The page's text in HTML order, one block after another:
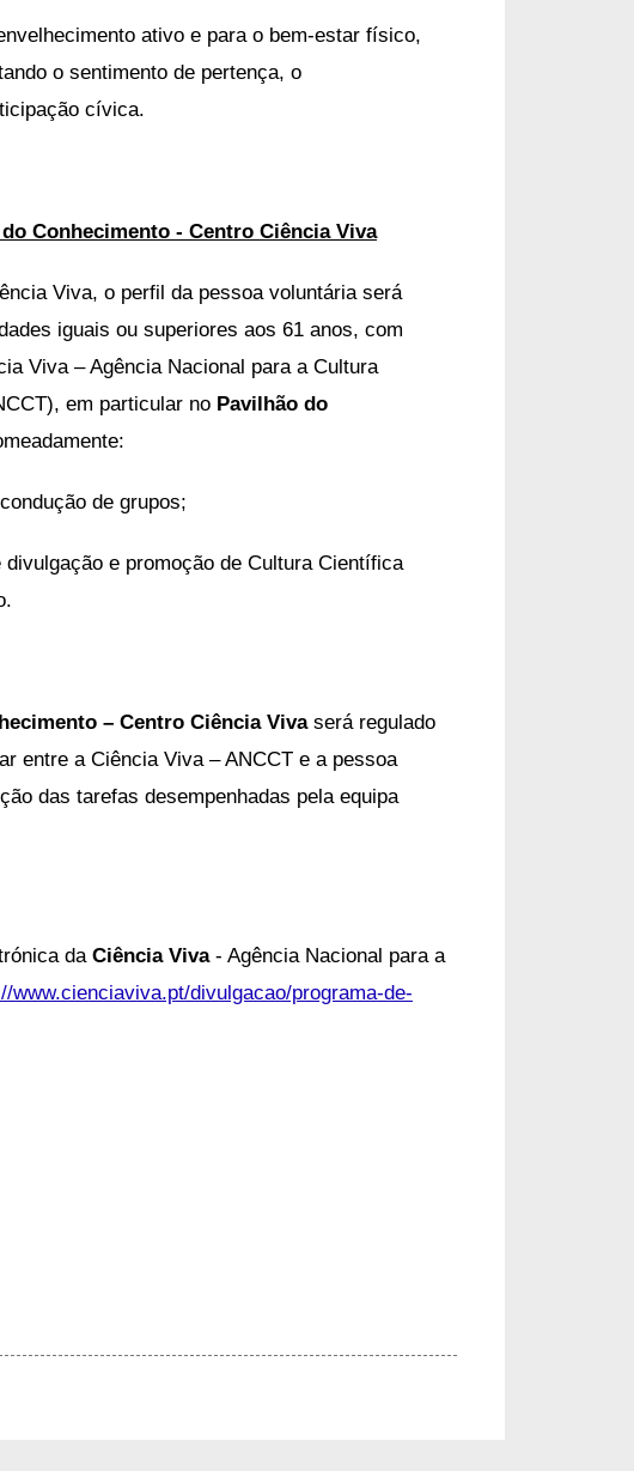
ativo e para o bem-estar físico,
o sentimento de pertença, o
cívica.
Conhecimento - Centro Ciência Viva
Viva, o perfil da pessoa voluntária será
iguais ou superiores aos 61 anos, com
Viva – Agência Nacional para a Cultura
em particular no Pavilhão do
de grupos;
e promoção de Cultura Científica
– Centro Ciência Vivaserá regulado
entre a Ciência Viva – ANCCT e a pessoa
das tarefas desempenhadas pela equipa
da Ciência Viva - Agência Nacional para a
www.cienciaviva.pt/divulgacao/programa-de-